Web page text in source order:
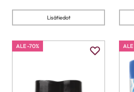
Lisätiedot
ALE -70% ALE